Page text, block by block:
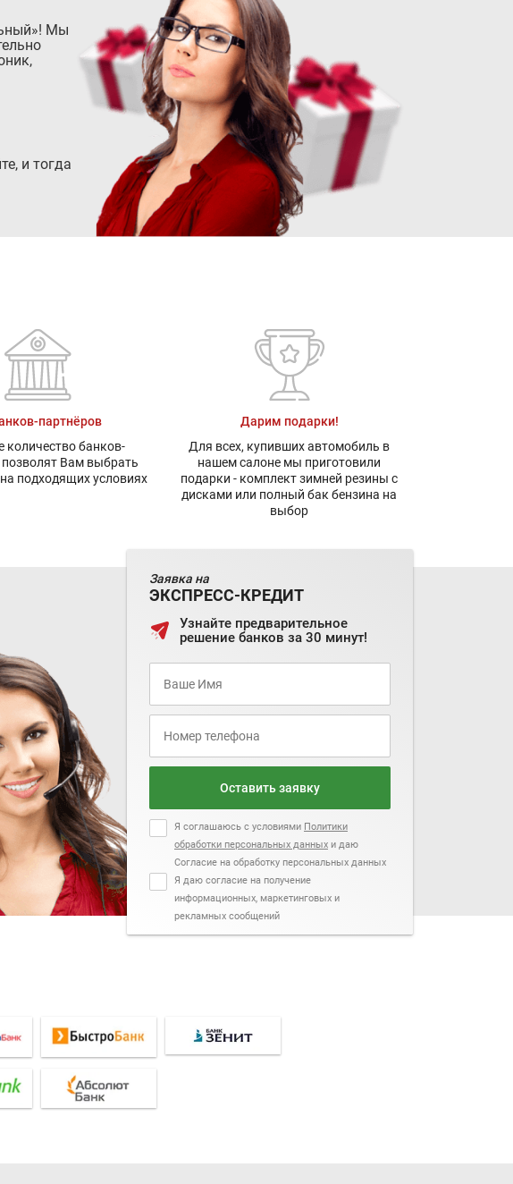
Мы
и тогда
партнёров
количество банков-
позволят Вам выбрать
подходящих условиях
Дарим подарки!
Для всех, купивших автомобиль в
нашем салоне мы приготовили
подарки - комплект зимней резины с
дисками или полный бак бензина на
выбор
Заявка на
ЭКСПРЕСС-КРЕДИТ
Узнайте предварительное
решение банков за 30 минут!
Оставить заявку
Я соглашаюсь с условиями Политики
обработки персональных данных и даю
Согласие на обработку персональных данных
Я даю согласие на получение
информационных, маркетинговых и
рекламных сообщений